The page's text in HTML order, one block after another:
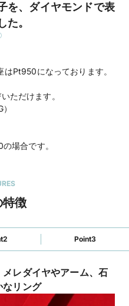
を、ダイヤモンドで表
た。
Pt950になっております。
ただけます。
場合です。
特徴
Point3
レダイヤやアーム、石
なリング